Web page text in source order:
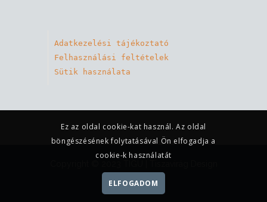
Adatkezelési tájékoztató
Felhasználási feltételek
Sütik használata
Ez az oldal cookie-kat használ. Az oldal
böngészésének folytatásával Ön elfogadja a
cookie-k használatát
ELFOGADOM